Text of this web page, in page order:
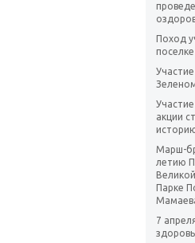
Поход
акции
Марш-
летию
Парке
7